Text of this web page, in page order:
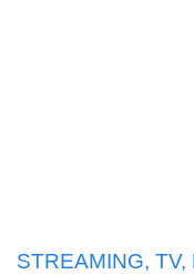
STREAMING,